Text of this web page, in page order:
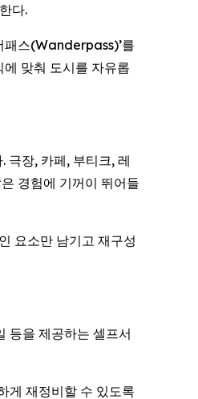
다.
패스(Wanderpass)’를
맞춰 도시를 자유롭
장, 카페, 부티크, 레
경험에 기꺼이 뛰어들
요소만 남기고 재구성
등을 제공하는 셀프서
게 재정비할 수 있도록